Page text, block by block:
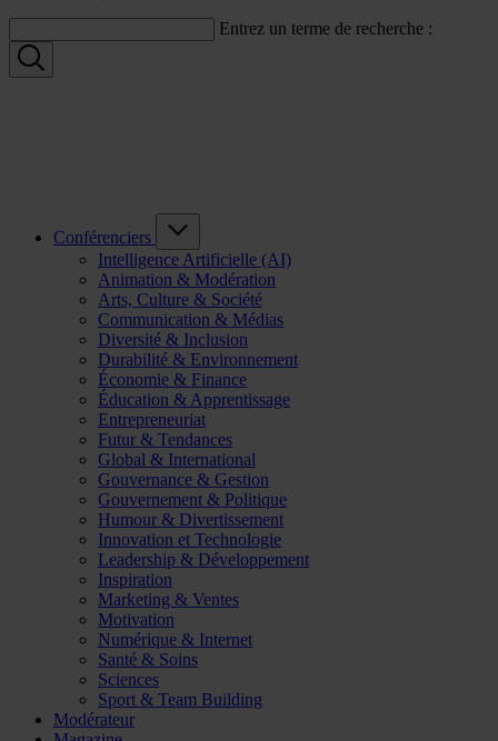
Entrez un terme de recherche :
Conférenciers
Intelligence Artificielle (AI)
Animation & Modération
Arts, Culture & Société
Communication & Médias
Diversité & Inclusion
Durabilité & Environnement
Économie & Finance
Éducation & Apprentissage
Entrepreneuriat
Futur & Tendances
Global & International
Gouvernance & Gestion
Gouvernement & Politique
Humour & Divertissement
Innovation et Technologie
Leadership & Développement
Inspiration
Marketing & Ventes
Motivation
Numérique & Internet
Santé & Soins
Sciences
Sport & Team Building
Modérateur